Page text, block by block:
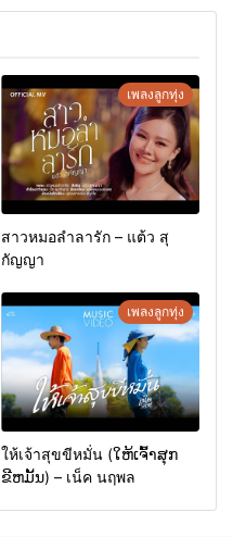
เพลงลูกทุ่ง
สาวหมอลำลารัก – แต้ว สุ
กัญญา
เพลงลูกทุ่ง
ให้เจ้าสุขขีหมั่น (ໃຫ້ເຈົ້າສຸກ
ຂີຫມັ້ນ) – เน็ค นฤพล